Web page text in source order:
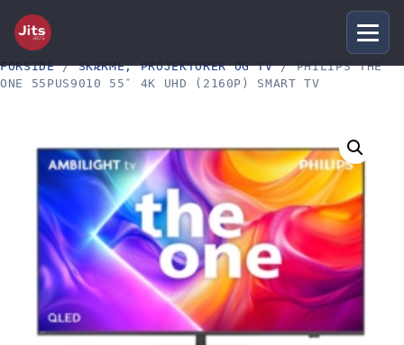
FORSIDE/SKÆRME, PROJEKTORER OG TV/ PHILIPS THE
ONE 55PUS9010 55″ 4K UHD (2160P) SMART TV